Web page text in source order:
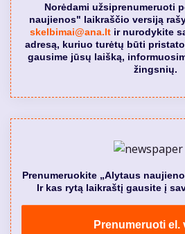
Norėdami užsiprenumeruoti
naujienos" laikraščio versiją
skelbimai@ana.ltir nurodykite
adresą, kuriuo turėtų būti
gausime jūsų laišką,
žingsnių.
Prenumeruokite „Alytaus
Ir kas rytą laikraštį gausite į
Prenumeruoti el.